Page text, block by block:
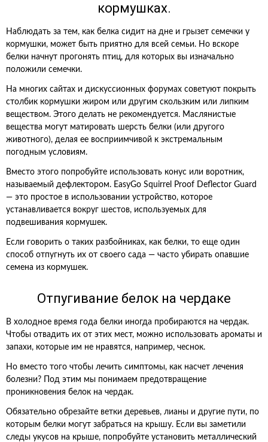
кормушках.
Наблюдать за тем, как белка сидит на дне и грызет семечки у
кормушки, может быть приятно для всей семьи. Но вскоре
белки начнут прогонять птиц, для которых вы изначально
положили семечки.
На многих сайтах и дискуссионных форумах советуют покрыть
столбик кормушки жиром или другим скользким или липким
веществом. Этого делать не рекомендуется. Маслянистые
вещества могут матировать шерсть белки (или другого
животного), делая ее восприимчивой к экстремальным
погодным условиям.
Вместо этого попробуйте использовать конус или воротник,
называемый дефлектором. EasyGo Squirrel Proof Deflector Guard
— это простое в использовании устройство, которое
устанавливается вокруг шестов, используемых для
подвешивания кормушек.
Если говорить о таких разбойниках, как белки, то еще один
способ отпугнуть их от своего сада — часто убирать опавшие
семена из кормушек.
Отпугивание белок на чердаке
В холодное время года белки иногда пробираются на чердак.
Чтобы отвадить их от этих мест, можно использовать ароматы и
запахи, которые им не нравятся, например, чеснок.
Но вместо того чтобы лечить симптомы, как насчет лечения
болезни? Под этим мы понимаем предотвращение
проникновения белок на чердак.
Обязательно обрезайте ветки деревьев, лианы и другие пути, по
которым белки могут забраться на крышу. Если вы заметили
следы укусов на крыше, попробуйте установить металлический